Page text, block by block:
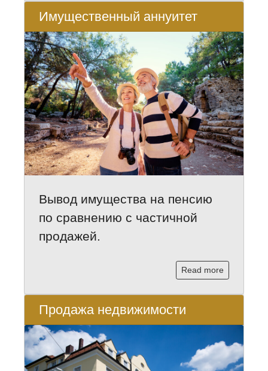
Имущественный аннуитет
Вывод имущества на пенсию
по сравнению с частичной
продажей.
Read more
Продажа недвижимости